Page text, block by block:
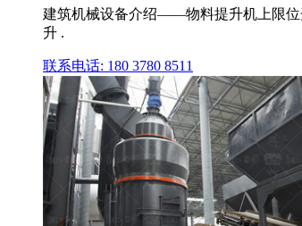
建筑机械设备介绍——物料提升机上限位
升 .
联系电话: 180 3780 8511